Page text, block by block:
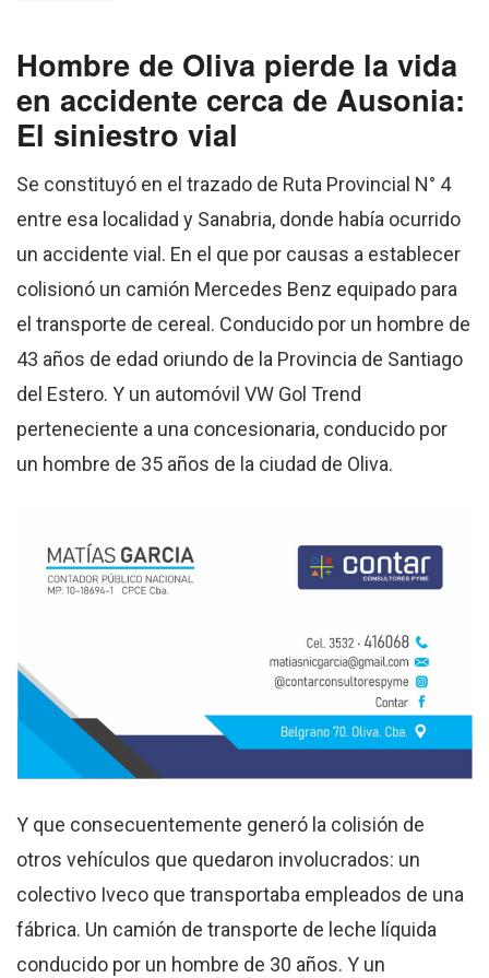
Hombre de Oliva pierde la vida
en accidente cerca de Ausonia:
El siniestro vial
Se constituyó en el trazado de Ruta Provincial N° 4
entre esa localidad y Sanabria, donde había ocurrido
un accidente vial. En el que por causas a establecer
colisionó un camión Mercedes Benz equipado para
el transporte de cereal. Conducido por un hombre de
43 años de edad oriundo de la Provincia de Santiago
del Estero. Y un automóvil VW Gol Trend
perteneciente a una concesionaria, conducido por
un hombre de 35 años de la ciudad de Oliva.
Y que consecuentemente generó la colisión de
otros vehículos que quedaron involucrados: un
colectivo Iveco que transportaba empleados de una
fábrica. Un camión de transporte de leche líquida
conducido por un hombre de 30 años. Y un